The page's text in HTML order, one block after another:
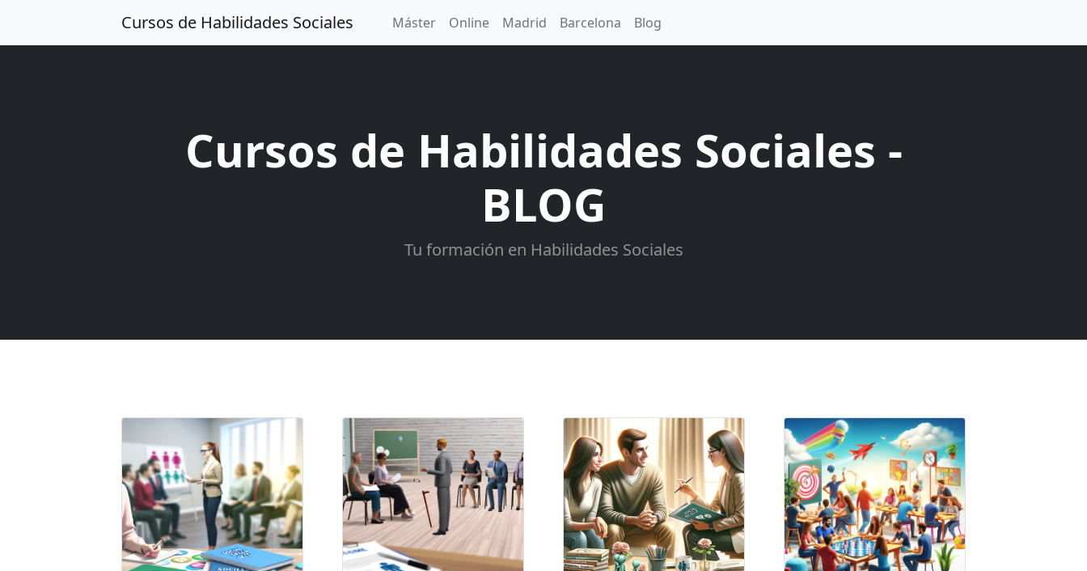
Cursos de Habilidades Sociales Máster Online Madrid Barcelona Blog
Cursos de Habilidades Sociales -
BLOG
Tu formación en Habilidades Sociales